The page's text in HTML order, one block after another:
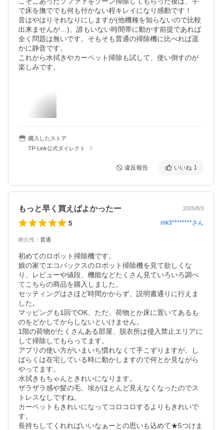
で床を撫ででも何も付かない程キレイになり感動です！
音はやはりそれなりにしますが(他機種を知らないので比較
出来ませんが…)、誰もいない時間帯に動かす前提であれば
全く問題は無いです。そもそも普通の掃除機に比べれば遥
かに静音です。
これから水拭きやカーペット掃除も試して、使い倒すのが
楽しみです。
購入したストア
TP-Link公式ダイレクト
違反報告 いいね 1
もっと早く買えばよかったー 2025/8/3
5 mk3********さん
耐久性 ： 普通
初めてのロボット掃除機です。
娘の家でエコバックスのロボット掃除機を見て欲しくな
り、レビューや値段、機能などたくさん見ていろいろ調べ
てこちらの商品を購入しました。
セッティングはさほど時間かからず、説明書通りに行えま
した。
マッピングも1回でOK、ただ、荷物とか床に置いてあるも
のをどかしてからしないといけません。
1階の荷物がたくさんある部屋、脱衣所は侵入禁止エリアに
して掃除してもらってます。
アプリの使い方がいまいち慣れなくて手こずりますが、し
ばらくは在宅している時に動かしますので何とか見ながら
やってます。
水拭きもちゃんときれいになります。
ザラザラ感や髪の毛、埃がほとんど見えなくなったのでス
トレスなしですね。
カーペットもきれいになってコロコロするよりもきれいで
す。
長持ちしてくれればいいなぁーとの思いも込めて★5つけま